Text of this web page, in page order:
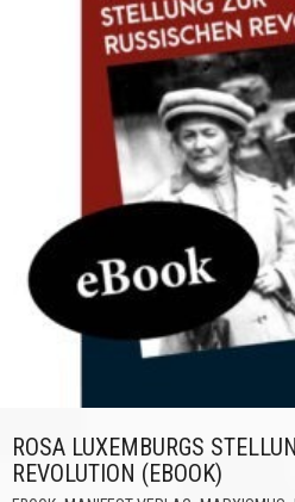
ROSA LUXEMBURGS
REVOLUTION (EBOOK)